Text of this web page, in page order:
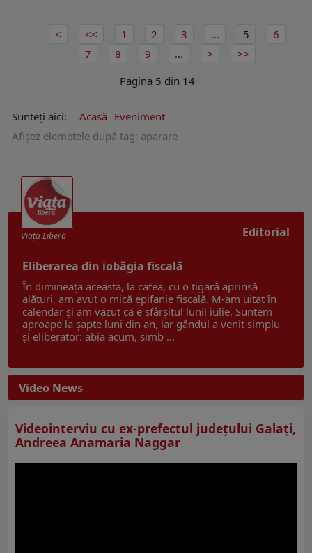
1 2 3 ... 5
6
7
8 9
...
Pagina 5 din 14
Sunteți aici: Acasă Eveniment
Afişez elemetele după tag: aparare
Editorial
Viaţa Liberă
Eliberarea din iobăgia fiscală
În dimineața aceasta, la cafea, cu o țigară aprinsă
alături, am avut o mică epifanie fiscală. M-am uitat în
calendar și am văzut că e sfârșitul lunii iulie. Suntem
aproape la șapte luni din an, iar gândul a venit simplu
și eliberator: abia acum, simb ...
Video News
Videointerviu cu ex-prefectul judeţului Galaţi,
Andreea Anamaria Naggar